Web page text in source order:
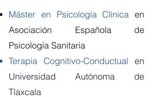
Máster en Psicología Clínica en
Asociación Española de
Psicología Sanitaria
Terapia Cognitivo-Conductual en
Universidad Autónoma de
Tlaxcala